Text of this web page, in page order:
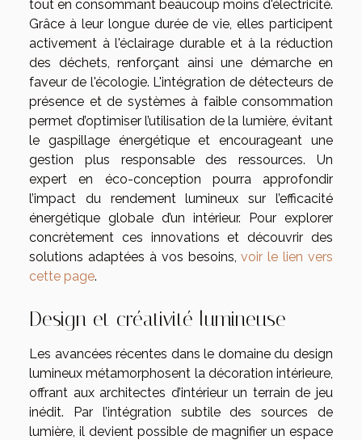
tout en consommant beaucoup moins d'électricité.
Grâce à leur longue durée de vie, elles participent
activement à l'éclairage durable et à la réduction
des déchets, renforçant ainsi une démarche en
faveur de l'écologie. L'intégration de détecteurs de
présence et de systèmes à faible consommation
permet d’optimiser l’utilisation de la lumière, évitant
le gaspillage énergétique et encourageant une
gestion plus responsable des ressources. Un
expert en éco-conception pourra approfondir
l’impact du rendement lumineux sur l’efficacité
énergétique globale d’un intérieur. Pour explorer
concrètement ces innovations et découvrir des
solutions adaptées à vos besoins,voir le lien vers
cette page.
Design et créativité lumineuse
Les avancées récentes dans le domaine du design
lumineux métamorphosent la décoration intérieure,
offrant aux architectes d’intérieur un terrain de jeu
inédit. Par l’intégration subtile des sources de
lumière, il devient possible de magnifier un espace